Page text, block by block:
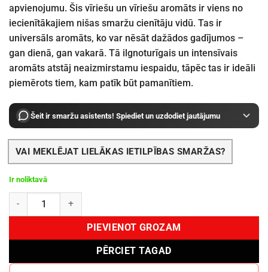
apvienojumu. Šis vīriešu un vīriešu aromāts ir viens no
iecienītākajiem nišas smaržu cienītāju vidū. Tas ir
universāls aromāts, ko var nēsāt dažādos gadījumos –
gan dienā, gan vakarā. Tā ilgnoturīgais un intensīvais
aromāts atstāj neaizmirstamu iespaidu, tāpēc tas ir ideāli
piemērots tiem, kam patīk būt pamanītiem.
Šeit ir smaržu asistents! Spiediet un uzdodiet jautājumu
VAI MEKLĒJAT LIELĀKAS IETILPĪBAS SMARŽAS?
Ir noliktavā
Xerjoff Accento EDP 50 ml daudzums
PIEVIENOT GROZAM
PĒRCIET TAGAD